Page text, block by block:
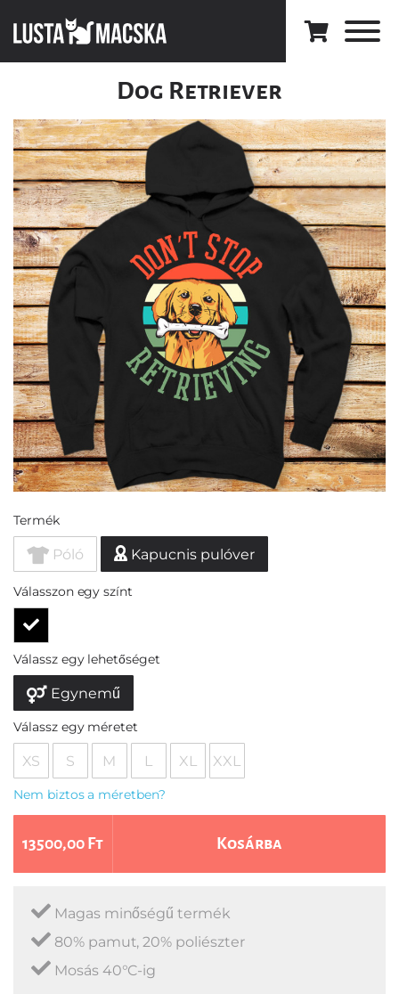
Dog Retriever
Termék
Póló Kapucnis pulóver
Válasszon egy színt
Válassz egy lehetőséget
Egynemű
Válassz egy méretet
XS S M L XL XXL
Nem biztos a méretben?
13500,00 Ft Kosárba
Magas minőségű termék
80% pamut, 20% poliészter
Mosás 40°C-ig